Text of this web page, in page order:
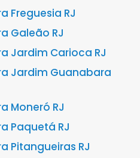
Freguesia RJ
Galeão RJ
Jardim Carioca RJ
Jardim Guanabara
Moneró RJ
Paquetá RJ
Pitangueiras RJ